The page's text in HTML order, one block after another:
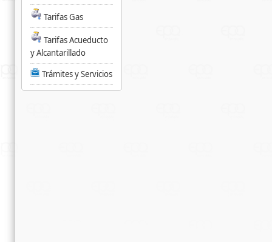
Tarifas Gas
Tarifas Acueducto
y Alcantarillado
Trámites y Servicios